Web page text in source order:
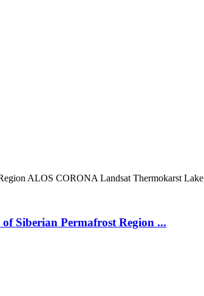
ALOS CORONA Landsat Thermokarst Lake
Siberian Permafrost Region ...